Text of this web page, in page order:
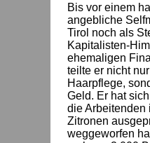
Bis vor einem
angebliche
Tirol noch als
Kapitalisten-
ehemaligen
teilte er nicht
Haarpflege,
Geld. Er hat
die Arbeitenden
Zitronen
weggeworfen